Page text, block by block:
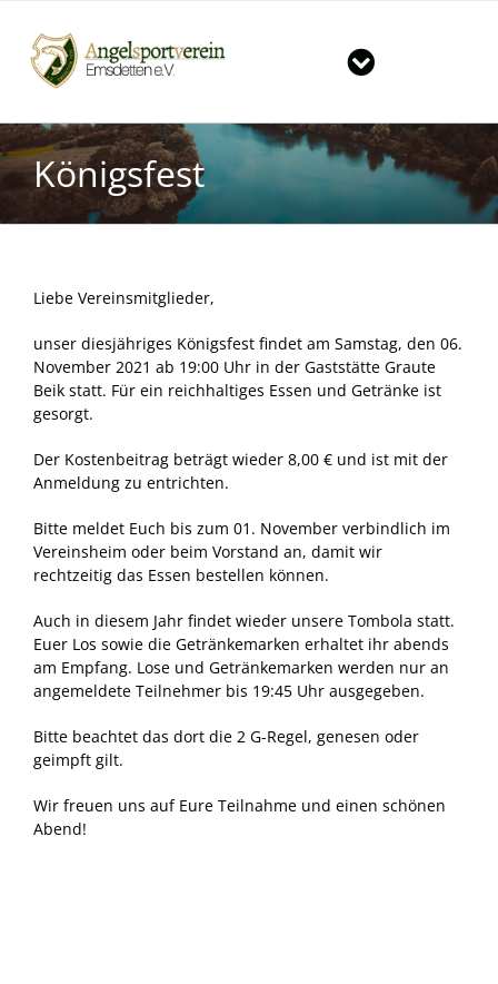
Inhalt
springen
Toggle
Navigation
Start
Große Angelshow in Emsdetten
Der Verein
Tageskarten für unsere Vereinsgewässer
Große Fänge
Vorbereitungskurs auf die Fischereiprüfung
Vereinsheim / Öffnungszeiten / Preisliste
Besatzgemeinschaft Ems
Angelkönige im ASV Emsdetten e. V.
Gruppen im ASV
Jugendgruppe
Hegegruppe
Seniorengruppe
Downloads
Kontakt
Vorstand
Königsfest
Liebe Vereinsmitglieder,
unser diesjähriges Königsfest findet am Samstag, den 06.
November 2021 ab 19:00 Uhr in der Gaststätte Graute
Beik statt. Für ein reichhaltiges Essen und Getränke ist
gesorgt.
Der Kostenbeitrag beträgt wieder 8,00 € und ist mit der
Anmeldung zu entrichten.
Bitte meldet Euch bis zum 01. November verbindlich im
Vereinsheim oder beim Vorstand an, damit wir
rechtzeitig das Essen bestellen können.
Auch in diesem Jahr findet wieder unsere Tombola statt.
Euer Los sowie die Getränkemarken erhaltet ihr abends
am Empfang. Lose und Getränkemarken werden nur an
angemeldete Teilnehmer bis 19:45 Uhr ausgegeben.
Bitte beachtet das dort die 2 G-Regel, genesen oder
geimpft gilt.
Wir freuen uns auf Eure Teilnahme und einen schönen
Abend!